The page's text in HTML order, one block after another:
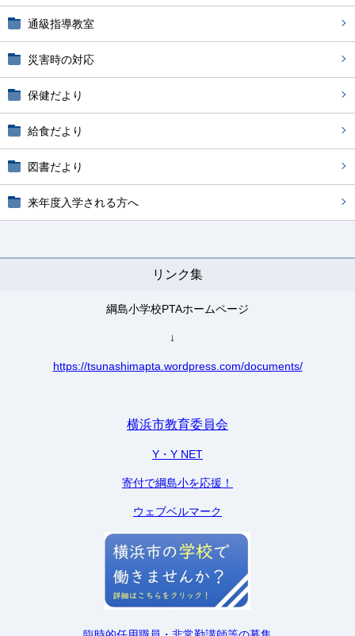
通級指導教室
災害時の対応
保健だより
給食だより
図書だより
来年度入学される方へ
リンク集
綱島小学校PTAホームページ
↓
https://tsunashimapta.wordpress.com/documents/
横浜市教育委員会
Y・Y NET
寄付で綱島小を応援！
ウェブベルマーク